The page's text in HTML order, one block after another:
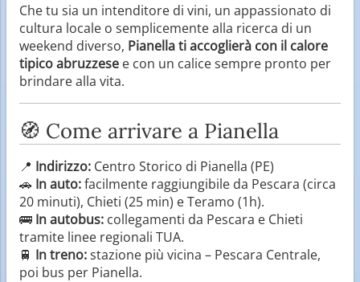
Che tu sia un intenditore di vini, un appassionato di
cultura locale o semplicemente alla ricerca di un
weekend diverso, Pianella ti accoglierà con il calore
tipico abruzzese e con un calice sempre pronto per
brindare alla vita.
🧭 Come arrivare a Pianella
📍 Indirizzo: Centro Storico di Pianella (PE)
🚗 In auto:facilmente raggiungibile da Pescara (circa
20 minuti), Chieti (25 min) e Teramo (1h).
🚌 In autobus: collegamenti da Pescara e Chieti
tramite linee regionali TUA.
🚆 In treno:stazione più vicina – Pescara Centrale,
poi bus per Pianella.